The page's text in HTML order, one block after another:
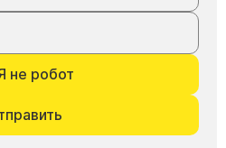
не робот